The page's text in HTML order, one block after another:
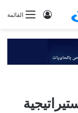
القائمةتسجيل